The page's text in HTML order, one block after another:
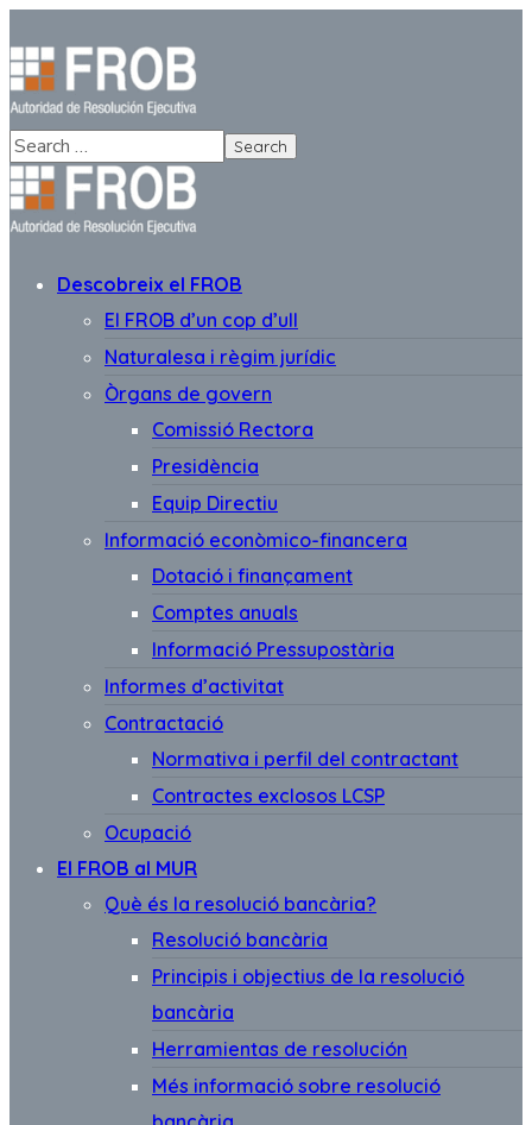
Descobreix el FROB
El FROB d’un cop d’ull
Naturalesa i règim jurídic
Òrgans de govern
Comissió Rectora
Presidència
Equip Directiu
Informació econòmico-financera
Dotació i finançament
Comptes anuals
Informació Pressupostària
Informes d’activitat
Contractació
Normativa i perfil del contractant
Contractes exclosos LCSP
Ocupació
El FROB al MUR
Què és la resolució bancària?
Resolució bancària
Principis i objectius de la resolució
bancària
Herramientas de resolución
Més informació sobre resolució